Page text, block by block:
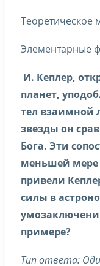
Теоретическое
Элементарные
И. Кеплер,
планет,
тел взаимной
звезды он
Бога. Эти
меньшей
привели
силы в
примере?
Тип ответа: